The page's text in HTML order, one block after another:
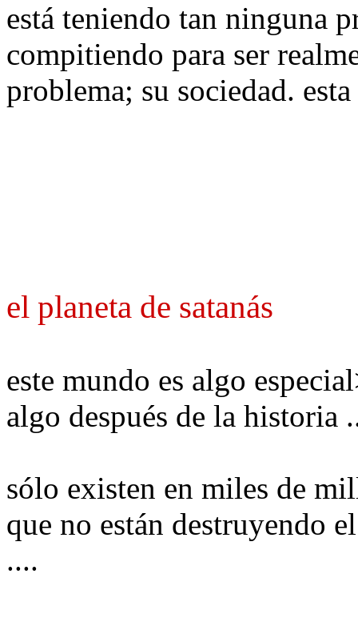
está teniendo tan ninguna
compitiendo para ser
problema; su sociedad.
el planeta de satanás
este mundo es algo especial
algo después de la historia
sólo existen en miles de
que no están destruyendo
....